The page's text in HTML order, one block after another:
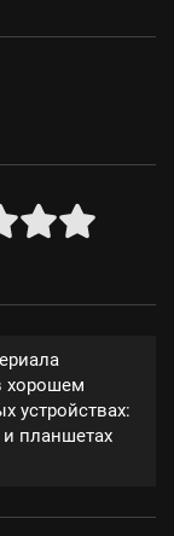
хорошем
устройствах:
и планшетах